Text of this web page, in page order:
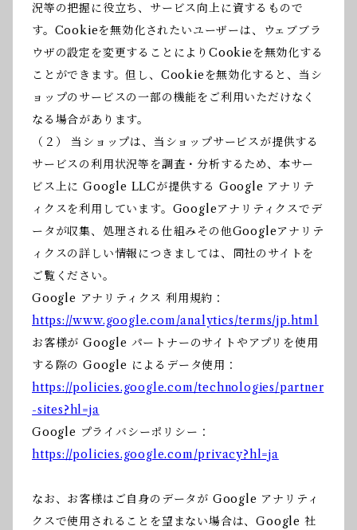
況等の把握に役立ち、サービス向上に資するもので
す。Cookieを無効化されたいユーザーは、ウェブブラ
ウザの設定を変更することによりCookieを無効化する
ことができます。但し、Cookieを無効化すると、当シ
ョップのサービスの一部の機能をご利用いただけなく
なる場合があります。
（２） 当ショップは、当ショップサービスが提供する
サービスの利用状況等を調査・分析するため、本サー
ビス上に Google LLCが提供する Google アナリテ
ィクスを利用しています。Googleアナリティクスでデ
ータが収集、処理される仕組みその他Googleアナリテ
ィクスの詳しい情報につきましては、同社のサイトを
ご覧ください。
Google アナリティクス 利用規約：
https://www.google.com/analytics/terms/jp.html
お客様が Google パートナーのサイトやアプリを使用
する際の Google によるデータ使用：
https://policies.google.com/technologies/partner
-sites?hl=ja
Google プライバシーポリシー：
https://policies.google.com/privacy?hl=ja
なお、お客様はご自身のデータが Google アナリティ
クスで使用されることを望まない場合は、Google 社